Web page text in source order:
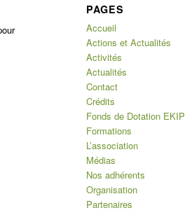
PAGES
Accueil
Actions et Actualités
Activités
Actualités
Contact
Crédits
Fonds de Dotation EKIP
Formations
L’association
Médias
Nos adhérents
Organisation
Partenaires